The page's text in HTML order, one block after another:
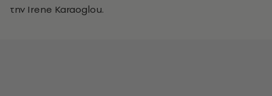
την Irene Karaoglou.